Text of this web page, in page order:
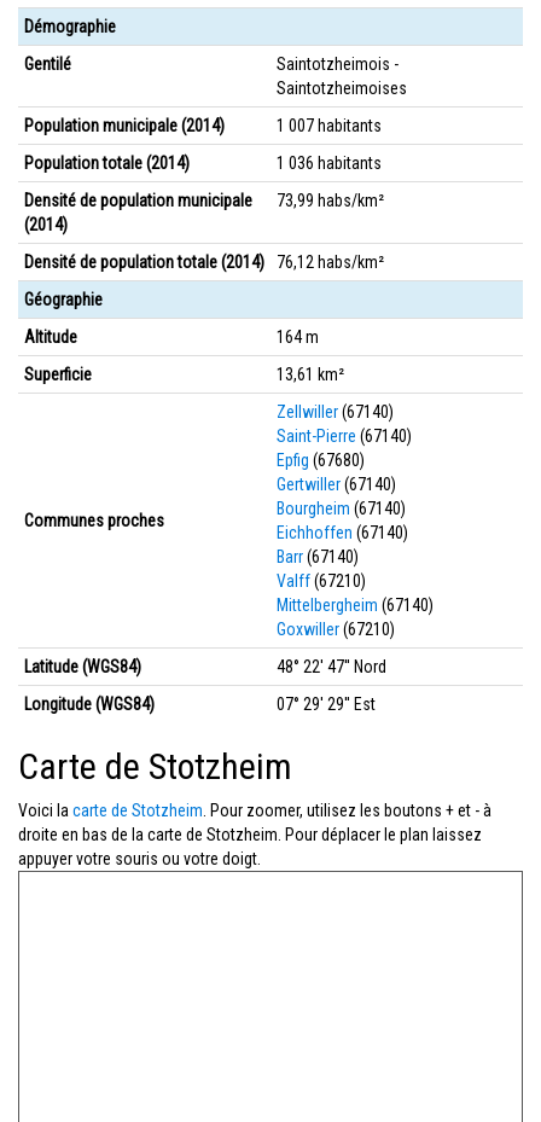
Démographie
Gentilé
Saintotzheimois -
Saintotzheimoises
Population municipale (2014)
1 007 habitants
Population totale (2014)
1 036 habitants
Densité de population municipale
(2014)
73,99 habs/km²
Densité de population totale (2014)
76,12 habs/km²
Géographie
Altitude
164 m
Superficie
13,61 km²
Communes proches
Zellwiller(67140)
Saint-Pierre (67140)
Epfig (67680)
Gertwiller(67140)
Bourgheim (67140)
Eichhoffen (67140)
Barr(67140)
Valff(67210)
Mittelbergheim (67140)
Goxwiller(67210)
Latitude (WGS84)
48° 22' 47'' Nord
Longitude (WGS84)
07° 29' 29'' Est
Carte de Stotzheim
Voici la carte de Stotzheim . Pour zoomer, utilisez les boutons + et - à
droite en bas de la carte de Stotzheim. Pour déplacer le plan laissez
appuyer votre souris ou votre doigt.